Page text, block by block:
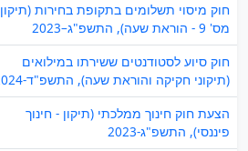
חוק מיסוי תשלומים בתקופת בחירות (תיקון
מס' 9 - הוראת שעה), התשפ"ג–2023
חוק סיוע לסטודנטים ששירתו במילואים
(תיקוני חקיקה והוראת שעה), התשפ"ד-2024
הצעת חוק חינוך ממלכתי (תיקון - חינוך
פיננסי), התשפ"ג-2023